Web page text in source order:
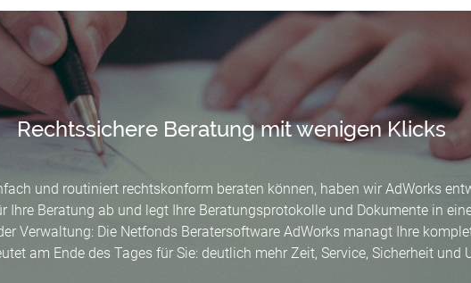
Rechtssichere Beratung mit wenigen Klicks
und routiniert rechtskonform beraten können, haben wir AdWorks
Ihre Beratung ab und legt Ihre Beratungsprotokolle und Dokumente in
Verwaltung: Die Netfonds Beratersoftware AdWorks managt Ihre
am Ende des Tages für Sie: deutlich mehr Zeit, Service, Sicherheit und